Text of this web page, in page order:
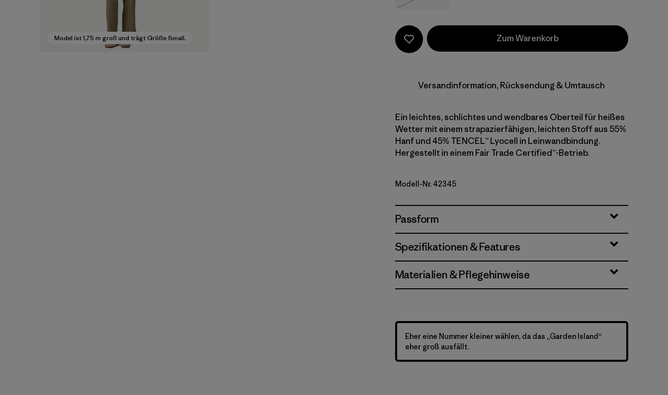
Model ist 1,75 m groß und trägt Größe Small. Zum Warenkorb
Versandinformation, Rücksendung & Umtausch
Ein leichtes, schlichtes und wendbares Oberteil für heißes
Wetter mit einem strapazierfähigen, leichten Stoff aus 55%
Hanf und 45% TENCEL™ Lyocell in Leinwandbindung.
Hergestellt in einem Fair Trade Certified™-Betrieb.
Modell-Nr. 42345
Passform
Spezifikationen & Features
Materialien & Pflegehinweise
Eher eine Nummer kleiner wählen, da das „Garden Island“
eher groß ausfällt.